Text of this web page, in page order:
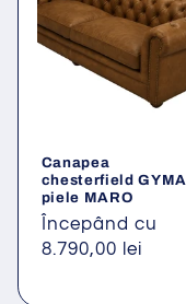
Canapea
chesterfield GYMA
piele MARO
Preț
obișnuit
Începând cu
8.790,00 lei